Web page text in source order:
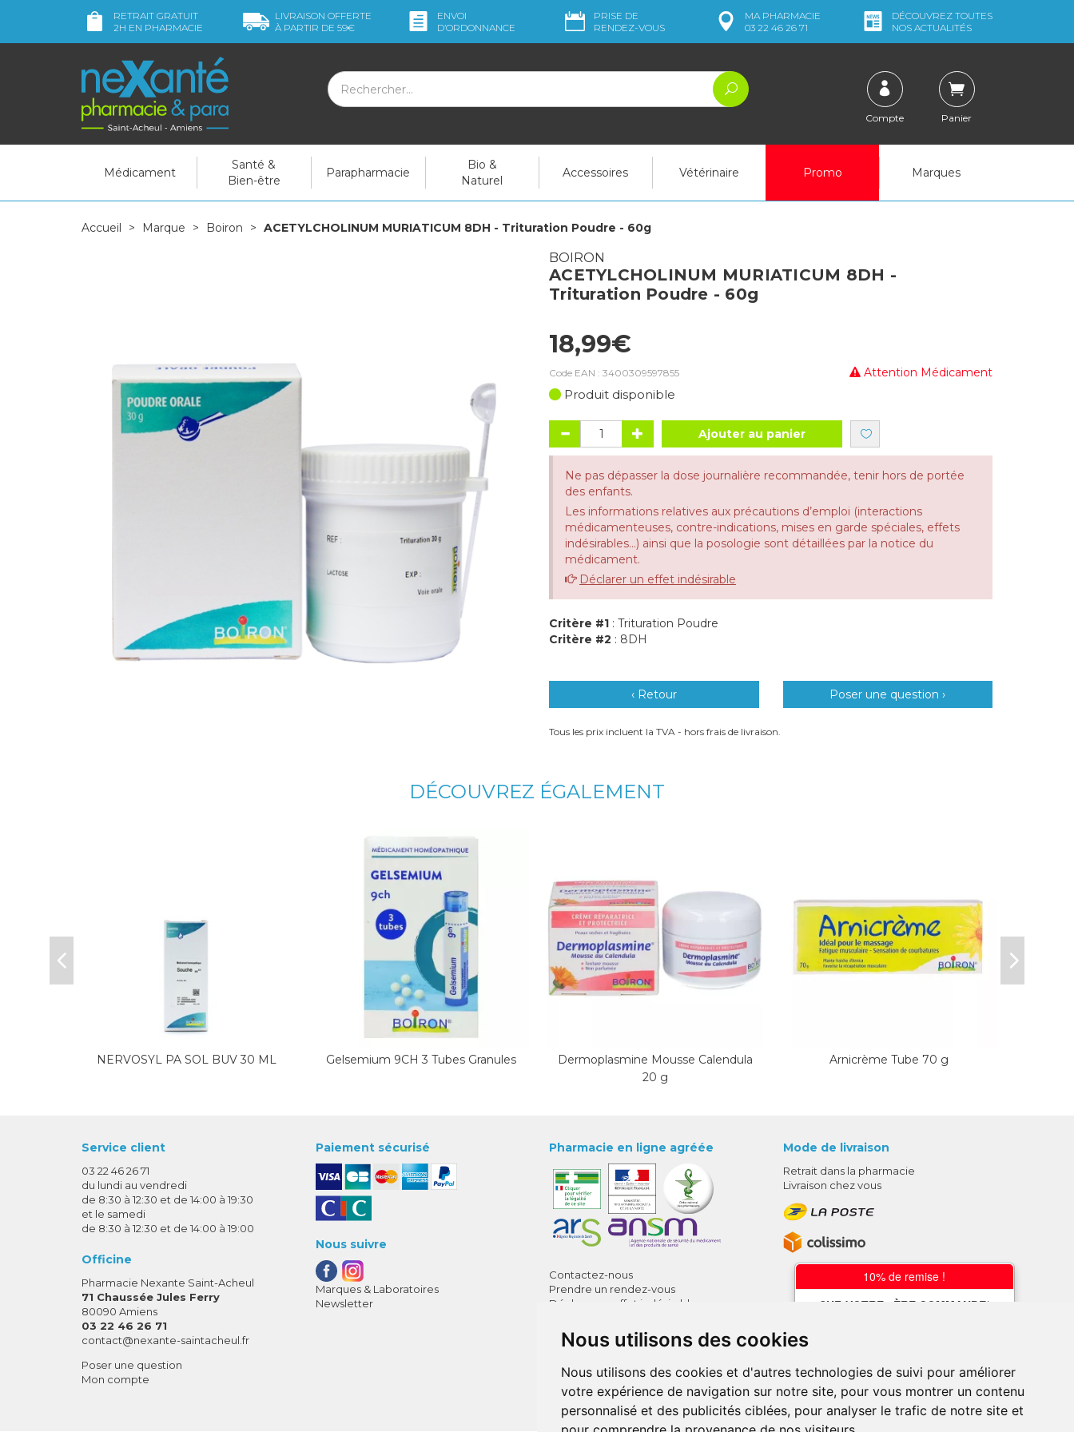
Nous utilisons des cookies
Nous utilisons des cookies et d'autres technologies de suivi pour améliorer
votre expérience de navigation sur notre site, pour vous montrer un contenu
personnalisé et des publicités ciblées, pour analyser le trafic de notre site et
RETRAIT GRATUIT
2H EN PHARMACIE
LIVRAISON OFFERTE
À PARTIR DE 59€
ENVOI
D’ORDONNANCE
PRISE DE
RENDEZ-VOUS
MAPHARMACIE
03 22 46 26 71
DÉCOUVREZ TOUTES
NOS ACTUALITÉS
Compte Panier
Médicament
Santé &
Bien-être
Parapharmacie
Bio &
Naturel
Accessoires Vétérinaire Promo Marques
Accueil Marque Boiron ACETYLCHOLINUM MURIATICUM 8DH - Trituration Poudre - 60g
BOIRON
ACETYLCHOLINUM MURIATICUM 8DH -
Trituration Poudre - 60g
18,99€
Attention Médicament
Code EAN : 3400309597855
Produit disponible
Ajouter au panier
Ne pas dépasser la dose journalière recommandée, tenir hors de portée
des enfants.
Les informations relatives aux précautions d’emploi (interactions
médicamenteuses, contre-indications, mises en garde spéciales, effets
indésirables...) ainsi que la posologie sont détaillées par la notice du
médicament.
Déclarer un effet indésirable
Critère #1 : Trituration Poudre
Critère #2 : 8DH
‹ Retour Poser une question ›
Tous les prix incluent la TVA - hors frais de livraison.
DÉCOUVREZ ÉGALEMENT
NERVOSYL PA SOL BUV 30 ML Gelsemium 9CH 3 Tubes Granules
Dermoplasmine Mousse Calendula
20 g
Arnicrème Tube 70 g
Service client
03 22 46 26 71
du lundi au vendredi
de 8:30 à 12:30 et de 14:00 à 19:30
et le samedi
de 8:30 à 12:30 et de 14:00 à 19:00
Officine
Pharmacie Nexante Saint-Acheul
71 Chaussée Jules Ferry
80090 Amiens
03 22 46 26 71
contact-
@-
nexante-saintacheul.fr
Poser une question
Mon compte
Paiement sécurisé
Nous suivre
Marques & Laboratoires
Newsletter
Pharmacie en ligne agréée
Contactez-nous
Prendre un rendez-vous
Déclarer un effet indésirable
Mentions légales
Données personnelles
Mes préférences Cookies
Annuaire des pharmacies
Mode de livraison
Retrait dans la pharmacie
Livraison chez vous
10% de remise !
SUR VOTRE 1ÈRE COMMANDE*
* sans minimum d'achat , hors
médicaments et produits en offre,
utilisez le code au moment de la
validation du panier afin que la remise